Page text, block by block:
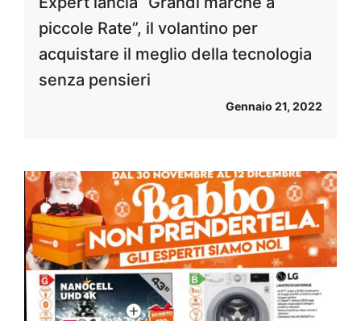
piccole Rate”, il volantino per
acquistare il meglio della tecnologia
senza pensieri
Gennaio 21, 2022